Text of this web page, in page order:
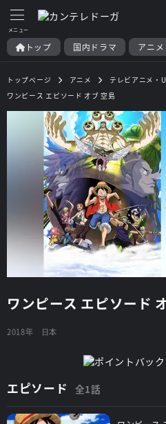
トップ 国内ドラマ アニメ
トップページ アニメ
テレビアニメ・
ワンピース エピソード オブ 空島
ワンピース エピソード
2018年 日本
エピソード 全1話